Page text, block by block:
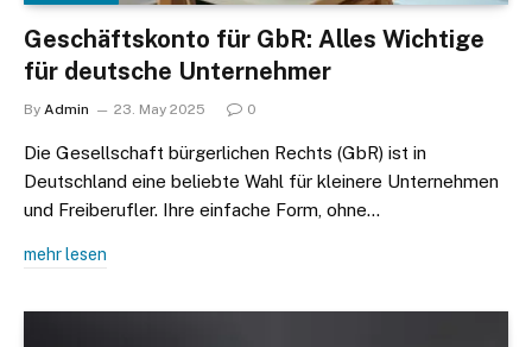
Geschäftskonto für GbR: Alles Wichtige
für deutsche Unternehmer
By Admin 23. May 2025 0
Die Gesellschaft bürgerlichen Rechts (GbR) ist in
Deutschland eine beliebte Wahl für kleinere Unternehmen
und Freiberufler. Ihre einfache Form, ohne…
mehr lesen